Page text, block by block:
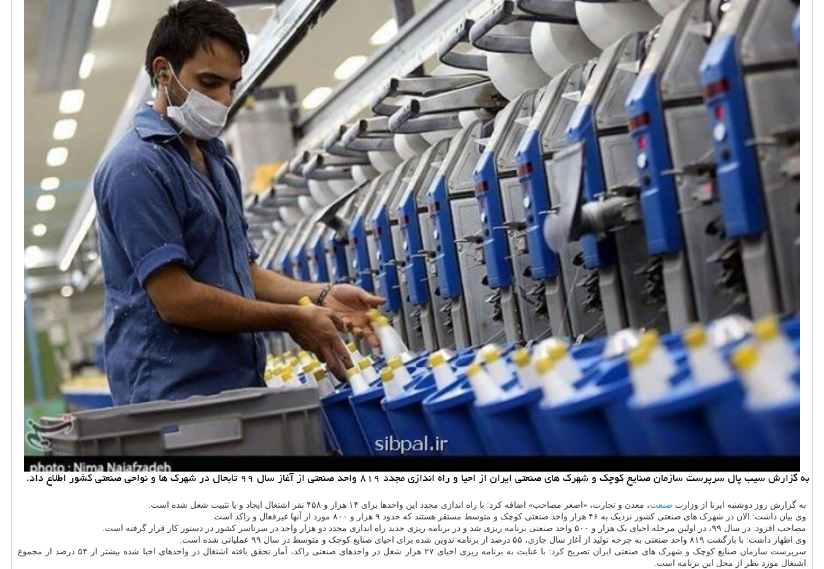
به گزارش سیب پال سرپرست سازمان صنایع كوچك و شهرك های صنعتی ایران از احیا و راه اندازی مجدد ۸۱۹ واحد صنعتی از آغاز سال ۹۹ تابحال در شهرك ها و نواحی صنعتی كشور اطلاع داد.
به گزارش روز دوشنبه ایرنا از وزارت صنعت، معدن و تجارت، «اصغر مصاحب» اضافه کرد: با راه اندازی مجدد این واحدها برای ۱۴ هزار و ۴۵۸ نفر اشتغال ایجاد و یا تثبیت شغل شده است.
وی بیان داشت: الان در شهرک های صنعتی کشور نزدیک به ۴۶ هزار واحد صنعتی کوچک و متوسط مستقر هستند که حدود ۹ هزار و ۸۰۰ مورد از آنها غیرفعال و راکد است.
مصاحب افزود: در سال ۹۹، در اولین مرحله احیای یک هزار و ۵۰۰ واحد صنعتی برنامه ریزی شد و در برنامه ریزی جدید راه اندازی مجدد دو هزار واحد در سرتاسر کشور در دستور کار قرار گرفته است.
وی اظهار داشت: با بازگشت ۸۱۹ واحد صنعتی به چرخه تولید از آغاز سال جاری، ۵۵ درصد از برنامه تدوین شده برای احیای صنایع کوچک و متوسط در سال ۹۹ عملیاتی شده است.
سرپرست سازمان صنایع کوچک و شهرک های صنعتی ایران تصریح کرد: با عنایت به برنامه ریزی احیای ۲۷ هزار شغل در واحدهای صنعتی راکد، آمار تحقق یافته اشتغال در واحدهای احیا شده بیشتر از ۵۴ درصد از مجموع
اشتغال مورد نظر از محل این برنامه است.